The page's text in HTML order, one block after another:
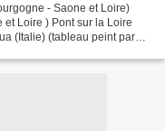
- Saone et Loire)
Loire ) Pont sur la Loire
(Italie) (tableau peint par